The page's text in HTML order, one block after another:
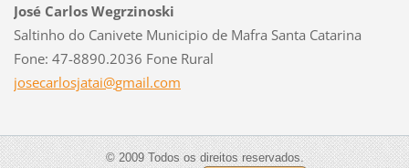
José Carlos Wegrzinoski
Saltinho do Canivete Municipio de Mafra Santa Catarina
Fone: 47-8890.2036 Fone Rural
josecarlosjatai@gmail.com
© 2009 Todos os direitos reservados.